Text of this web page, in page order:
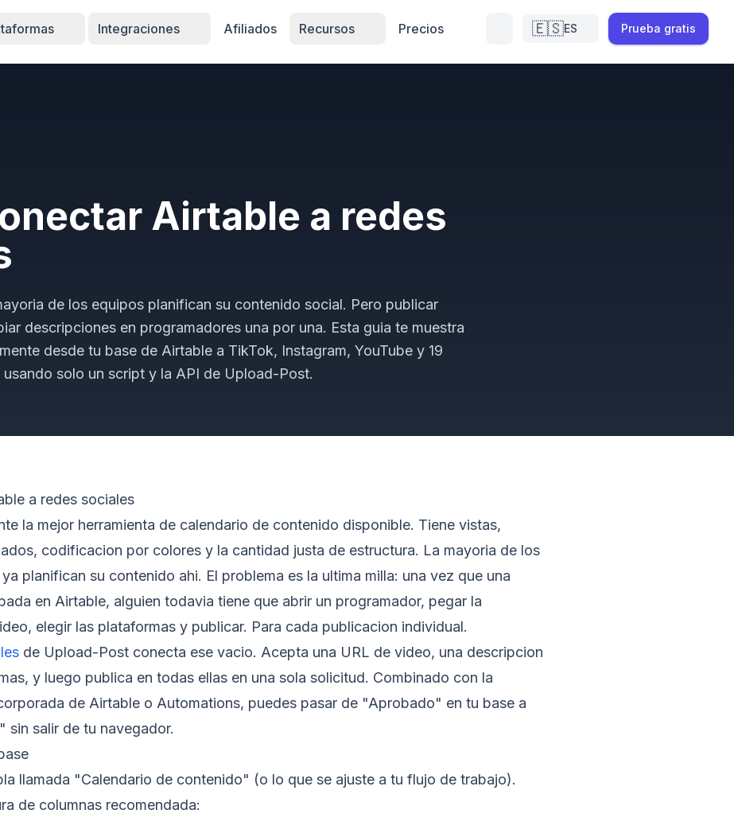
Integraciones Afiliados Recursos Precios 🇪🇸ES Prueba gratis
Airtable a redes
de los equipos planifican su contenido social. Pero publicar
descripciones en programadores una por una. Esta guia te muestra
desde tu base de Airtable a TikTok, Instagram, YouTube y 19
usando solo un script y la API de Upload-Post.
a redes sociales
la mejor herramienta de calendario de contenido disponible. Tiene vistas,
codificacion por colores y la cantidad justa de estructura. La mayoria de los
planifican su contenido ahi. El problema es la ultima milla: una vez que una
en Airtable, alguien todavia tiene que abrir un programador, pegar la
elegir las plataformas y publicar. Para cada publicacion individual.
de Upload-Post conecta ese vacio. Acepta una URL de video, una descripcion
y luego publica en todas ellas en una sola solicitud. Combinado con la
de Airtable o Automations, puedes pasar de "Aprobado" en tu base a
sin salir de tu navegador.
llamada "Calendario de contenido" (o lo que se ajuste a tu flujo de trabajo).
de columnas recomendada: